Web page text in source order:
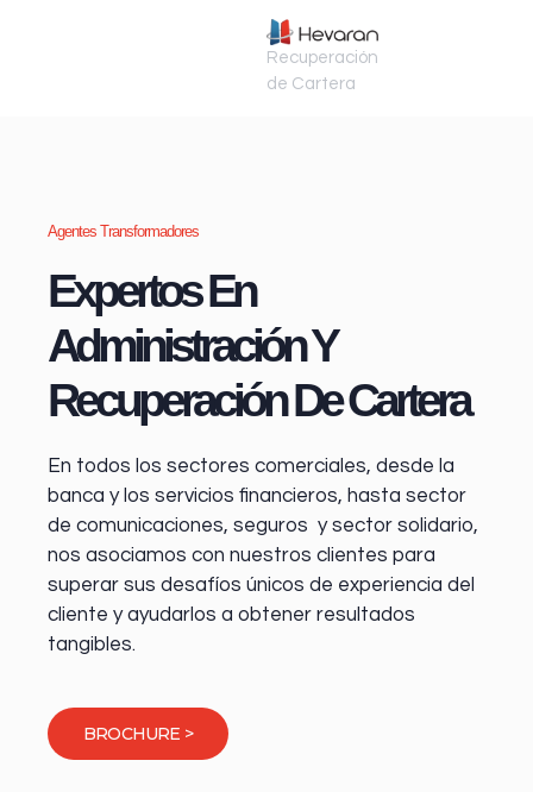
Recuperación
de Cartera
Agentes Transformadores
Expertos En
Administración Y
Recuperación De Cartera
En todos los sectores comerciales, desde la
banca y los servicios financieros, hasta sector
de comunicaciones, seguros y sector solidario,
nos asociamos con nuestros clientes para
superar sus desafíos únicos de experiencia del
cliente y ayudarlos a obtener resultados
tangibles.
BROCHURE >